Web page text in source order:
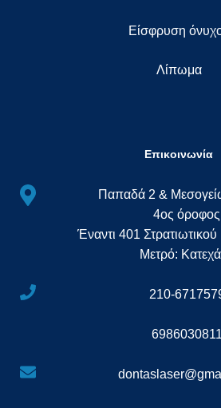
Eίσφρυση
Λίπωμα
Επικοινωνία
Παπαδά 2 &
4ος όροφος
Έναντι 401
Μετρό:
210-
6986030811